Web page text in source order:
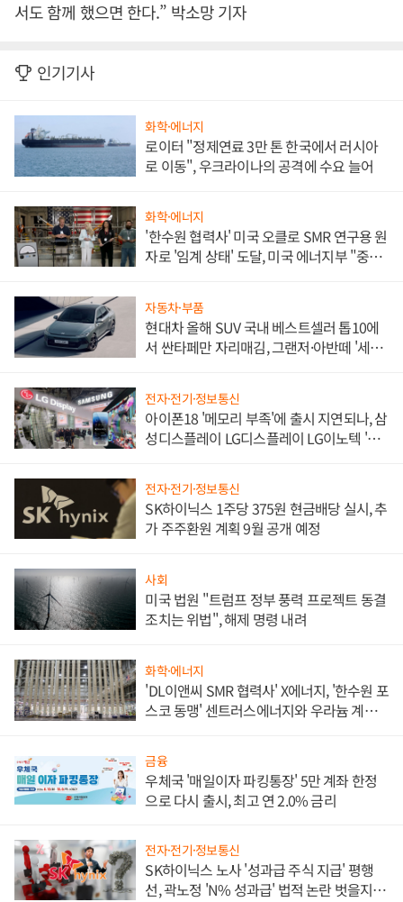
서도 함께 했으면 한다.” 박소망 기자
인기기사
화학·에너지
로이터 "정제연료 3만 톤 한국에서 러시아
로 이동", 우크라이나의 공격에 수요 늘어
화학·에너지
'한수원 협력사' 미국 오클로 SMR 연구용 원
자로 '임계 상태' 도달, 미국 에너지부 "중요
자동차·부품
현대차 올해 SUV 국내 베스트셀러 톱10에
서 싼타페만 자리매김, 그랜저·아반떼 '세단
전자·전기·정보통신
아이폰18 '메모리 부족'에 출시 지연되나, 삼
성디스플레이 LG디스플레이 LG이노텍 '탈
전자·전기·정보통신
SK하이닉스 1주당 375원 현금배당 실시, 추
가 주주환원 계획 9월 공개 예정
사회
미국 법원 "트럼프 정부 풍력 프로젝트 동결
조치는 위법", 해제 명령 내려
화학·에너지
'DL이앤씨 SMR 협력사' X에너지, '한수원 포
스코 동맹' 센트러스에너지와 우라늄 계약
금융
우체국 '매일이자 파킹통장' 5만 계좌 한정
으로 다시 출시, 최고 연 2.0% 금리
전자·전기·정보통신
SK하이닉스 노사 '성과급 주식 지급' 평행
선, 곽노정 'N% 성과급' 법적 논란 벗을지 주